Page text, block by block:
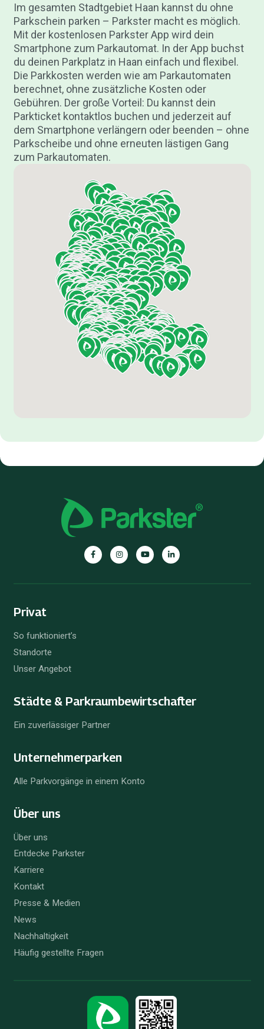
Im gesamten Stadtgebiet Haan kannst du ohne
Parkschein parken – Parkster macht es möglich.
Mit der kostenlosen Parkster App wird dein
Smartphone zum Parkautomat. In der App buchst
du deinen Parkplatz in Haan einfach und flexibel.
Die Parkkosten werden wie am Parkautomaten
berechnet, ohne zusätzliche Kosten oder
Gebühren. Der große Vorteil: Du kannst dein
Parkticket kontaktlos buchen und jederzeit auf
dem Smartphone verlängern oder beenden – ohne
Parkscheibe und ohne erneuten lästigen Gang
zum Parkautomaten.
Privat
So funktioniert’s
Standorte
Unser Angebot
Städte & Parkraum­bewirtschafter
Ein zuverlässiger Partner
Unternehmer­parken
Alle Parkvorgänge in einem Konto
Über uns
Über uns
Entdecke Parkster
Karriere
Kontakt
Presse & Medien
News
Nachhaltigkeit
Häufig gestellte Fragen